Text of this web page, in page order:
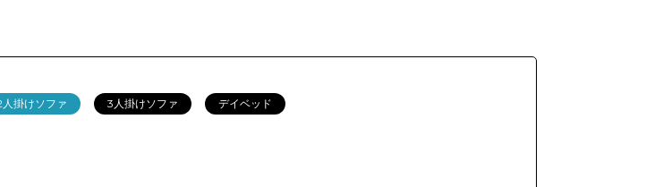
ラック&スタンド
人掛けソファ 3人掛けソファ デイベッド